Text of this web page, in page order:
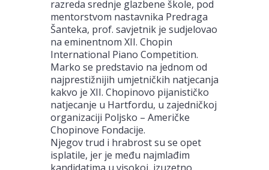
razreda srednje glazbene škole, pod
mentorstvom nastavnika Predraga
Šanteka, prof. savjetnik je sudjelovao
na eminentnom XII. Chopin
International Piano Competition.
Marko se predstavio na jednom od
najprestižnijih umjetničkih natjecanja
kakvo je XII. Chopinovo pijanističko
natjecanje u Hartfordu, u zajedničkoj
organizaciji Poljsko – Američke
Chopinove Fondacije.
Njegov trud i hrabrost su se opet
isplatile, jer je među najmlađim